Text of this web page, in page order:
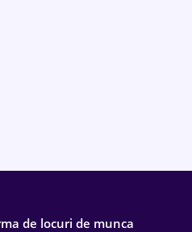
de locuri de munca